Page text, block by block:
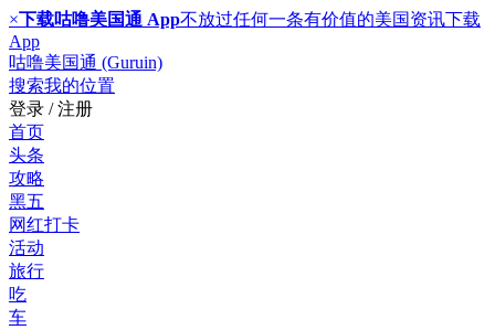
×下载咕噜美国通 App不放过任何一条有价值的美国资讯下载
App
咕噜美国通 (Guruin)
搜索我的位置
登录 / 注册
首页
头条
攻略
黑五
网红打卡
活动
旅行
吃
车